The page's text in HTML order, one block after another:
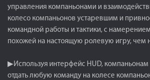
управления компаньонами и
колесо компаньонов устаревшим и
командной работы и тактики, с
похожей на настоящую ролевую игру, чем
▶Используя интерфейс HUD,
отдать любую команду на колесе